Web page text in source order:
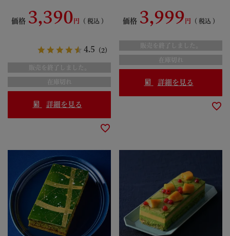
不可】【ご注文後の変更・キャ
ンセル不可】【宇治菓子工房】
Specialite マンスリースペシャ
091451
価格 3,390 税込
4.5 （2）
販売を終了しました。
在庫切れ
詳細を見る
≪2026母の日ギフト≫ § お濃
茶用抹茶 いちご 091450
価格 3,999 税込
販売を終了しました。
在庫切れ
詳細を見る